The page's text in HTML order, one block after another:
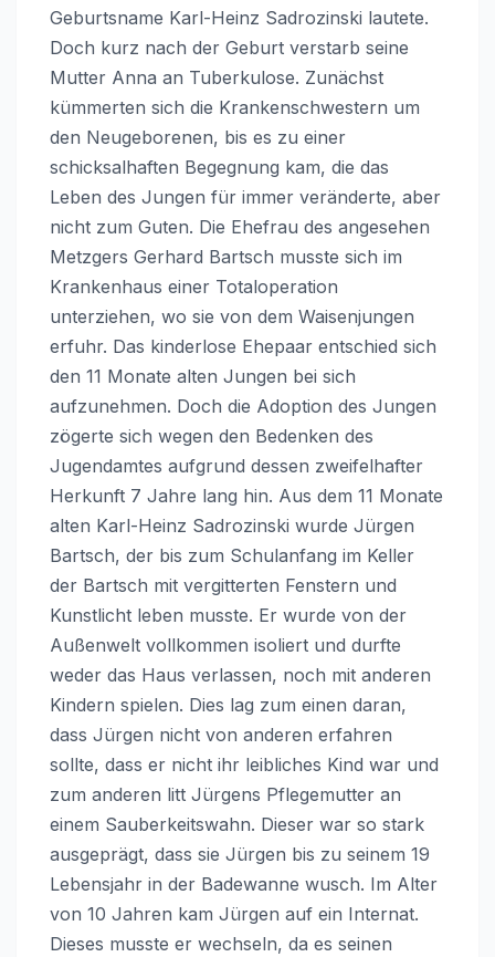
Geburtsname Karl-Heinz Sadrozinski lautete.
Doch kurz nach der Geburt verstarb seine
Mutter Anna an Tuberkulose. Zunächst
kümmerten sich die Krankenschwestern um
den Neugeborenen, bis es zu einer
schicksalhaften Begegnung kam, die das
Leben des Jungen für immer veränderte, aber
nicht zum Guten. Die Ehefrau des angesehen
Metzgers Gerhard Bartsch musste sich im
Krankenhaus einer Totaloperation
unterziehen, wo sie von dem Waisenjungen
erfuhr. Das kinderlose Ehepaar entschied sich
den 11 Monate alten Jungen bei sich
aufzunehmen. Doch die Adoption des Jungen
zögerte sich wegen den Bedenken des
Jugendamtes aufgrund dessen zweifelhafter
Herkunft 7 Jahre lang hin. Aus dem 11 Monate
alten Karl-Heinz Sadrozinski wurde Jürgen
Bartsch, der bis zum Schulanfang im Keller
der Bartsch mit vergitterten Fenstern und
Kunstlicht leben musste. Er wurde von der
Außenwelt vollkommen isoliert und durfte
weder das Haus verlassen, noch mit anderen
Kindern spielen. Dies lag zum einen daran,
dass Jürgen nicht von anderen erfahren
sollte, dass er nicht ihr leibliches Kind war und
zum anderen litt Jürgens Pflegemutter an
einem Sauberkeitswahn. Dieser war so stark
ausgeprägt, dass sie Jürgen bis zu seinem 19
Lebensjahr in der Badewanne wusch. Im Alter
von 10 Jahren kam Jürgen auf ein Internat.
Dieses musste er wechseln, da es seinen